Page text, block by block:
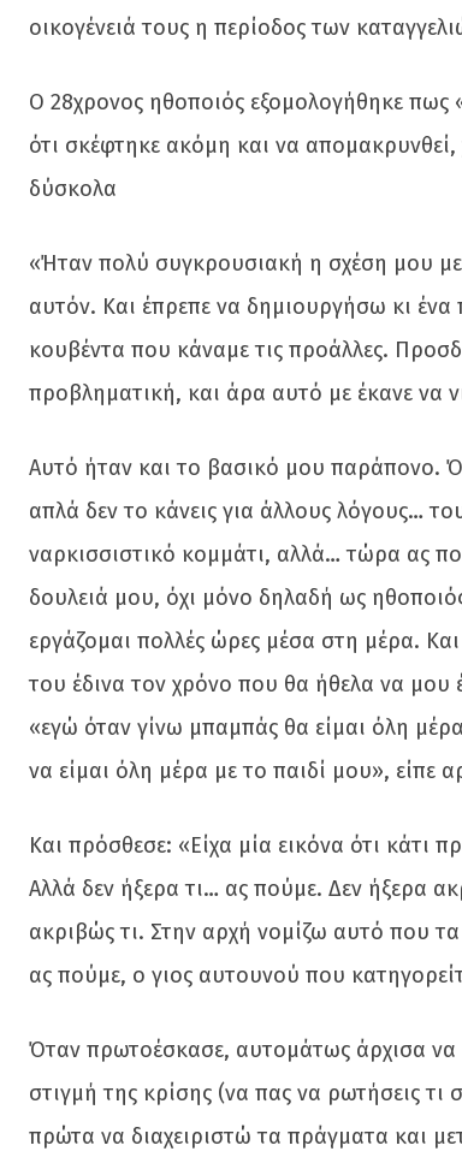
οικογένειά τους η περίοδος των
Ο 28χρονος ηθοποιός εξομολογήθηκε πως
ότι σκέφτηκε ακόμη και να
δύσκολα
«Ήταν πολύ συγκρουσιακή η σχέση μου
αυτόν. Και έπρεπε να δημιουργήσω κι
κουβέντα που κάναμε τις προάλλες.
προβληματική, και άρα αυτό με έκανε να
Αυτό ήταν και το βασικό μου παράπονο.
απλά δεν το κάνεις για άλλους λόγους…
ναρκισσιστικό κομμάτι, αλλά… τώρα ας
δουλειά μου, όχι μόνο δηλαδή ως
εργάζομαι πολλές ώρες μέσα στη μέρα.
του έδινα τον χρόνο που θα ήθελα να μου
«εγώ όταν γίνω μπαμπάς θα είμαι όλη
να είμαι όλη μέρα με το παιδί μου», είπε
Και πρόσθεσε: «Είχα μία εικόνα ότι κάτι
Αλλά δεν ήξερα τι… ας πούμε. Δεν ήξερα
ακριβώς τι. Στην αρχή νομίζω αυτό που
ας πούμε, ο γιος αυτουνού που
Όταν πρωτοέσκασε, αυτομάτως άρχισα να
στιγμή της κρίσης (να πας να ρωτήσεις
πρώτα να διαχειριστώ τα πράγματα και